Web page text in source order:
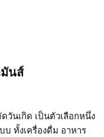
นส์
วันเกิด เป็นตัวเลือกหนึ่ง
ทั้งเครื่องดื่ม อาหาร